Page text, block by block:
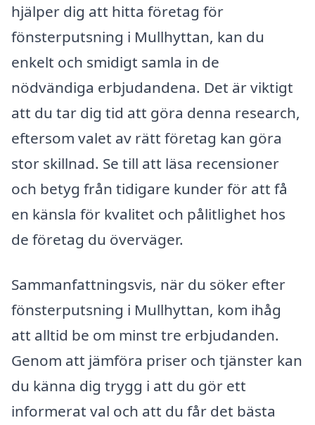
hjälper dig att hitta företag för
fönsterputsning i Mullhyttan, kan du
enkelt och smidigt samla in de
nödvändiga erbjudandena. Det är viktigt
att du tar dig tid att göra denna research,
eftersom valet av rätt företag kan göra
stor skillnad. Se till att läsa recensioner
och betyg från tidigare kunder för att få
en känsla för kvalitet och pålitlighet hos
de företag du överväger.
Sammanfattningsvis, när du söker efter
fönsterputsning i Mullhyttan, kom ihåg
att alltid be om minst tre erbjudanden.
Genom att jämföra priser och tjänster kan
du känna dig trygg i att du gör ett
informerat val och att du får det bästa